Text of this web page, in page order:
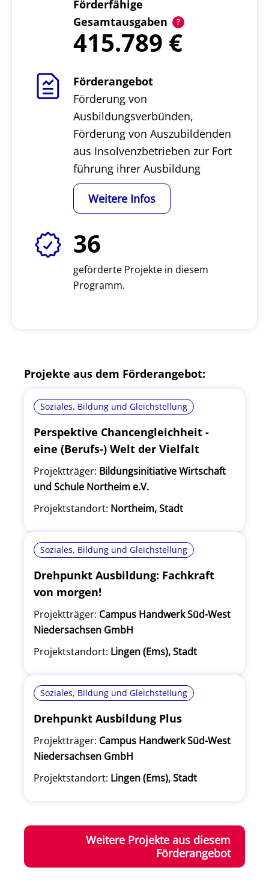
Förderfähige
Gesamtausgaben
415.789
Förderangebot
Förderung von
Ausbildungsverbünden,
Förderung von Auszubildenden
aus Insolvenzbetrieben zur Fort
führung ihrer Ausbildung
Weitere Infos
36
geförderte Projekte in diesem
Programm.
Projekte aus dem Förderangebot:
Soziales, Bildung und Gleichstellung
Perspektive Chancengleichheit -
eine (Berufs-) Welt der Vielfalt
Projektträger: Bildungsinitiative Wirtschaft
und Schule Northeim e.V.
Projektstandort: Northeim, Stadt
Soziales, Bildung und Gleichstellung
Drehpunkt Ausbildung: Fachkraft
von morgen!
Projektträger: Campus Handwerk Süd-West
Niedersachsen GmbH
Projektstandort: Lingen (Ems), Stadt
Soziales, Bildung und Gleichstellung
Drehpunkt Ausbildung Plus
Projektträger: Campus Handwerk Süd-West
Niedersachsen GmbH
Projektstandort: Lingen (Ems), Stadt
Weitere Projekte aus diesem
Förderangebot